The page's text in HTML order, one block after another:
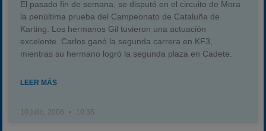
El pasado fin de semana, se disputó en el circuito de Mora
la penúltima prueba del Campeonato de Cataluña de
Karting. Los hermanos Gil tuvieron una actuación
excelente. Carlos ganó la segunda carrera en KF3,
mientras su hermano logró la segunda plaza en Cadete.
LEER MÁS
10 julio, 2008 10:35